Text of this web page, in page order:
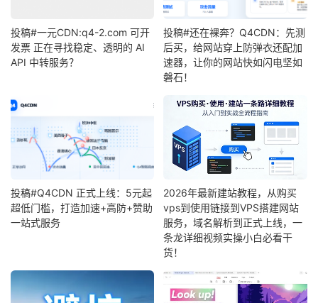
投稿#一元CDN:q4-2.com 可开
发票 正在寻找稳定、透明的 AI
API 中转服务？
投稿#还在裸奔？Q4CDN：先测
后买，给网站穿上防弹衣还配加
速器，让你的网站快如闪电坚如
磐石！
投稿#Q4CDN 正式上线：5元起
超低门槛，打造加速+高防+赞助
一站式服务
2026年最新建站教程，从购买
vps到使用链接到VPS搭建网站
服务，域名解析到正式上线，一
条龙详细视频实操小白必看干
货！